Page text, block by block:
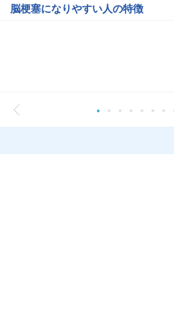
脳梗塞になりやすい人の特徴